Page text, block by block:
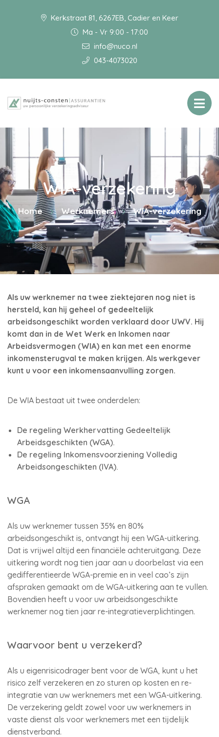
Kerkstraat 81, 6267EB, Cadier en Keer
Ma - Vr 9:00 - 17:00
info@nuco.nl
043-4073020
WIA-verzekering
Home Werknemers WIA-verzekering
Als uw werknemer na twee ziektejaren nog niet is
hersteld, kan hij geheel of gedeeltelijk
arbeidsongeschikt worden verklaard door UWV. Hij
komt dan in de Wet Werk en Inkomen naar
Arbeidsvermogen (WIA) en kan met een enorme
inkomensterugval te maken krijgen. Als werkgever
kunt u voor een inkomensaanvulling zorgen.
De WIA bestaat uit twee onderdelen:
De regeling Werkhervatting Gedeeltelijk
Arbeidsgeschikten (WGA).
De regeling Inkomensvoorziening Volledig
Arbeidsongeschikten (IVA).
WGA
Als uw werknemer tussen 35% en 80%
arbeidsongeschikt is, ontvangt hij een WGA-uitkering.
Dat is vrijwel altijd een financiële achteruitgang. Deze
uitkering wordt nog tien jaar aan u doorbelast via een
gedifferentieerde WGA-premie en in veel cao’s zijn
afspraken gemaakt om de WGA-uitkering aan te vullen.
Bovendien heeft u voor uw arbeidsongeschikte
werknemer nog tien jaar re-integratieverplichtingen.
Waarvoor bent u verzekerd?
Als u eigenrisicodrager bent voor de WGA, kunt u het
risico zelf verzekeren en zo sturen op kosten en re-
integratie van uw werknemers met een WGA-uitkering.
De verzekering geldt zowel voor uw werknemers in
vaste dienst als voor werknemers met een tijdelijk
dienstverband.